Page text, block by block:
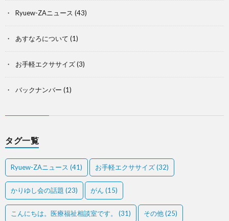
Ryuew-ZAニュース (43)
あすなろについて (1)
お手軽エクササイズ(3)
バックナンバー (1)
タグ一覧
Ryuew-ZAニュース (41) お手軽エクササイズ(32)
かりゆし会の話題 (23) がん (15)
こんにちは。医療福祉相談室です。 (31) その他(25)